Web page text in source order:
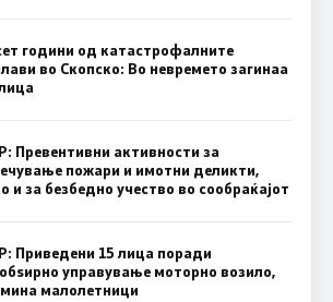
години од катастрофалните
во Скопско: Во невремето загинаа
Превентивни активности за
пожари и имотни деликти,
и за безбедно учество во сообраќајот
Приведени 15 лица поради
управување моторно возило,
малолетници